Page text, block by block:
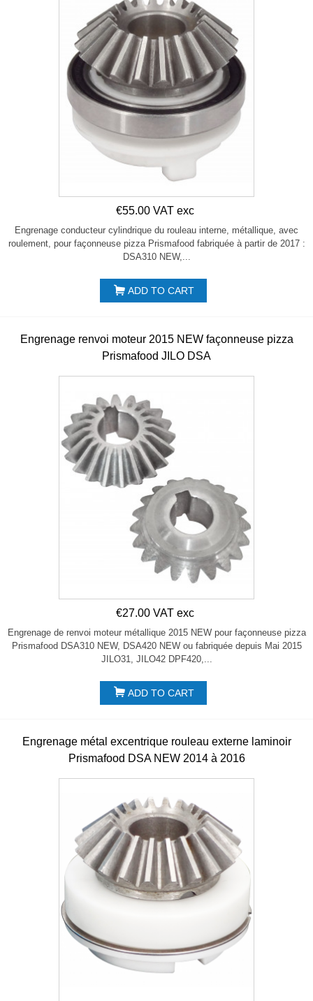
€55.00 VAT exc
Engrenage conducteur cylindrique du rouleau interne, métallique, avec
roulement, pour façonneuse pizza Prismafood fabriquée à partir de 2017 :
DSA310 NEW,...
ADD TO CART
Engrenage renvoi moteur 2015 NEW façonneuse pizza
Prismafood JILO DSA
€27.00 VAT exc
Engrenage de renvoi moteur métallique 2015 NEW pour façonneuse pizza
Prismafood DSA310 NEW, DSA420 NEW ou fabriquée depuis Mai 2015
JILO31, JILO42 DPF420,...
ADD TO CART
Engrenage métal excentrique rouleau externe laminoir
Prismafood DSA NEW 2014 à 2016